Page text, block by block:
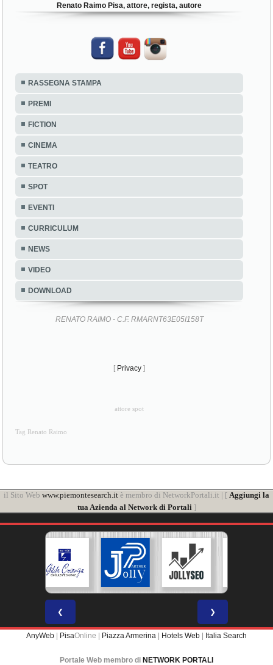
Renato Raimo Pisa, attore, regista, autore
RASSEGNA STAMPA
PREMI
FICTION
CINEMA
TEATRO
SPOT
EVENTI
CURRICULUM
NEWS
VIDEO
DOWNLOAD
RENATO RAIMO - C.F. RMARNT63E05I158T
[ Privacy ]
attore spot
Tag Renato Raimo
il Sito Web www.piemontesearch.it è membro di NetworkPortali.it | [ Aggiungi la
tua Azienda al Network di Portali]
❮ ❯
AnyWeb PisaOnline | Piazza Armerina Hotels Web Italia Search
Portale Web membro di NETWORK PORTALI